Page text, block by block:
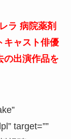
ラ 病院薬剤
キャスト俳優
の出演作品を
target=””